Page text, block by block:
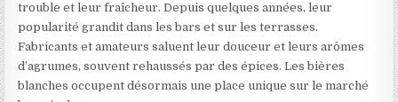
trouble et leur fraîcheur. Depuis quelques années, leur
popularité grandit dans les bars et sur les terrasses.
Fabricants et amateurs saluent leur douceur et leurs arômes
d’agrumes, souvent rehaussés par des épices. Les bières
blanches occupent désormais une place unique sur le marché